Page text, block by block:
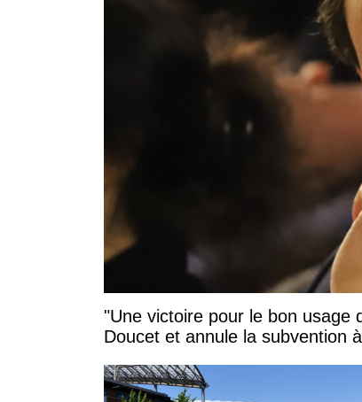
"Une victoire pour le bon usage
Doucet et annule la subvention